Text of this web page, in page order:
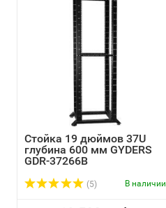
Стойка 19 дюймов 37U
глубина 600 мм GYDERS
GDR-37266B
(5) В наличии